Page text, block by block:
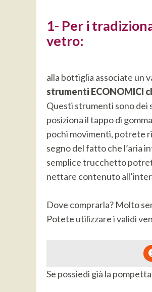
1- Per i
vetro:
alla bottiglia associate un
strumenti ECONOMICI
Questi strumenti sono dei
posiziona il tappo di
pochi movimenti, potrete
segno del fatto che l’aria
semplice trucchetto
nettare contenuto
Dove comprarla? Molto
Potete utilizzare i validi
Se possiedi già la